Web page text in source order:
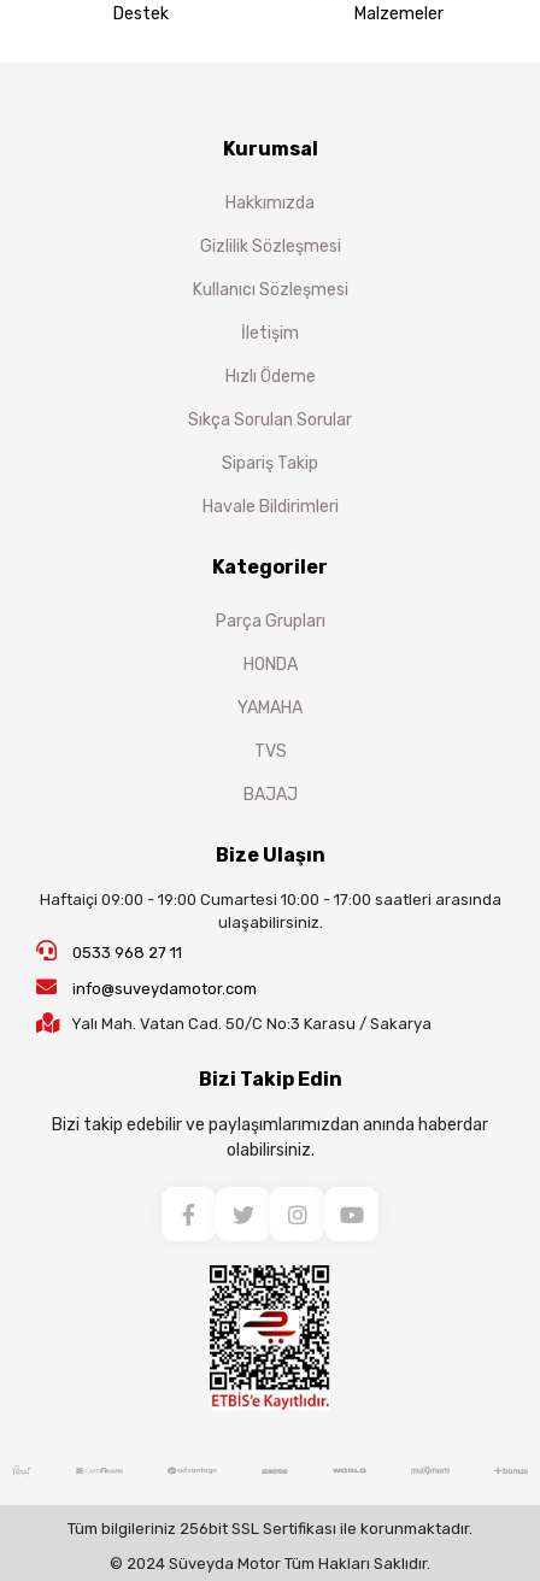
Destek Malzemeler
Kurumsal
Hakkımızda
Gizlilik Sözleşmesi
Kullanıcı Sözleşmesi
İletişim
Hızlı Ödeme
Sıkça Sorulan Sorular
Sipariş Takip
Havale Bildirimleri
Kategoriler
Parça Grupları
HONDA
YAMAHA
TVS
BAJAJ
Bize Ulaşın
Haftaiçi 09:00 - 19:00 Cumartesi 10:00 - 17:00 saatleri arasında
ulaşabilirsiniz.
0533 968 27 11
info@suveydamotor.com
Yalı Mah. Vatan Cad. 50/C No:3 Karasu / Sakarya
Bizi Takip Edin
Bizi takip edebilir ve paylaşımlarımızdan anında haberdar
olabilirsiniz.
Tüm bilgileriniz 256bit SSL Sertifikası ile korunmaktadır.
© 2024 Süveyda Motor Tüm Hakları Saklıdır.